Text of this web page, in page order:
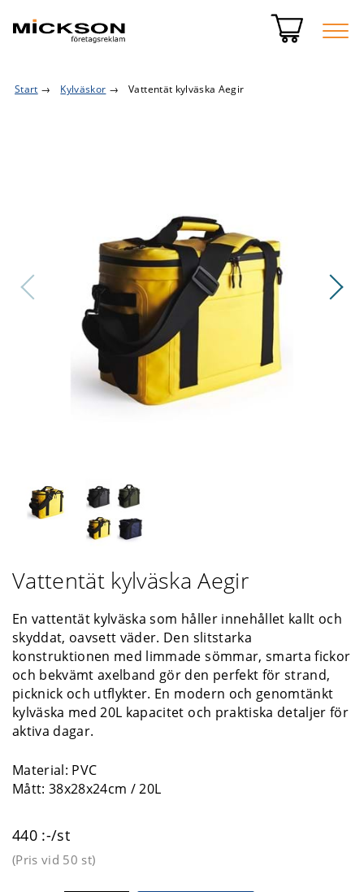
Start → Kylväskor → Vattentät kylväska Aegir
Vattentät kylväska Aegir
En vattentät kylväska som håller innehållet kallt och
skyddat, oavsett väder. Den slitstarka
konstruktionen med limmade sömmar, smarta fickor
och bekvämt axelband gör den perfekt för strand,
picknick och utflykter. En modern och genomtänkt
kylväska med 20L kapacitet och praktiska detaljer för
aktiva dagar.
Material: PVC
Mått: 38x28x24cm / 20L
440 :-/st
(Pris vid 50 st)